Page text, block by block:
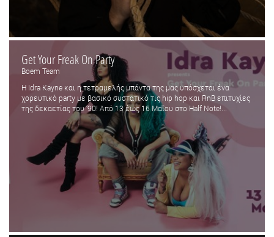
Get Your Freak On Party
Boem Team
Η Idra Kayne και η τετραμελής μπάντα της μας υπόσχεται ένα
χορευτικό party με βασικό συστατικό τις hip hop και RnB επιτυχίες
της δεκαετίας του ‘90! Από 13 έως 16 Μαΐου στο Half Note!...